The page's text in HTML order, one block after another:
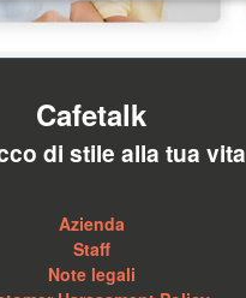
Cafetalk
di stile alla tua vita
Azienda
Staff
Note legali